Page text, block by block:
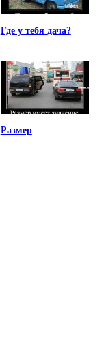
Где у тебя дача?
Размер